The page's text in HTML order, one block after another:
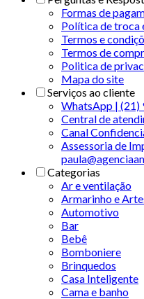
Formas de
Política de troca
Termos e
Termos de
Politica de
Mapa do site
Serviços ao cliente
WhatsApp | (21)
Central de
Canal
Assessoria de
Categorias
Ar e ventilação
Armarinho e
Automotivo
Bar
Bebê
Bomboniere
Brinquedos
Casa Inteligente
Cama e banho